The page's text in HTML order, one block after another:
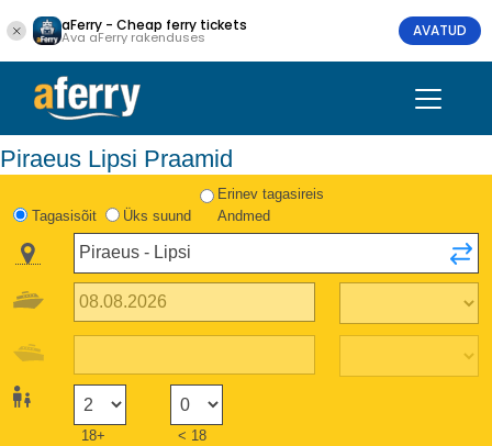
aFerry - Cheap ferry tickets
Ava aFerry rakenduses AVATUD
Piraeus Lipsi Praamid
Tagasisõit Üks suund
Erinev tagasireis
Andmed
18+ < 18